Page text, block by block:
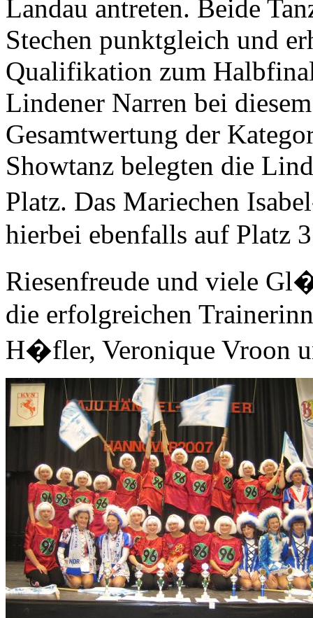
Landau antreten. Beide
Stechen punktgleich und
Qualifikation zum
Lindener Narren bei
Gesamtwertung der
Showtanz belegten die
Platz. Das Mariechen
hierbei ebenfalls auf Platz
Riesenfreude und viele
die erfolgreichen
H�fler, Veronique Vroon